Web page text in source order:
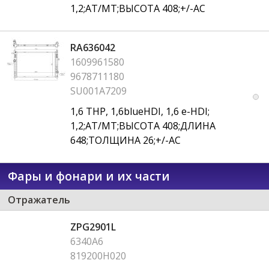
1,2;AT/MT;ВЫСОТА 408;+/-AC
RA636042
1609961580
9678711180
SU001A7209
1,6 THP, 1,6blueHDI, 1,6 e-HDI;
1,2;AT/MT;ВЫСОТА 408;ДЛИНА
648;ТОЛЩИНА 26;+/-AC
Фары и фонари и их части
Отражатель
ZPG2901L
6340A6
819200H020